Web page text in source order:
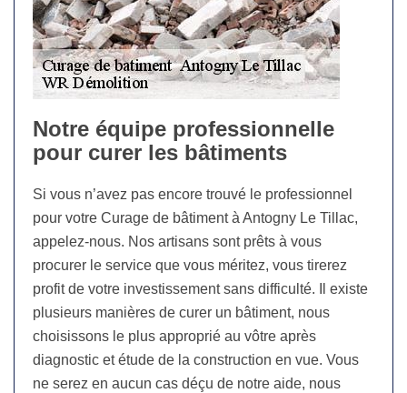
Notre équipe professionnelle
pour curer les bâtiments
Si vous n’avez pas encore trouvé le professionnel
pour votre Curage de bâtiment à Antogny Le Tillac,
appelez-nous. Nos artisans sont prêts à vous
procurer le service que vous méritez, vous tirerez
profit de votre investissement sans difficulté. Il existe
plusieurs manières de curer un bâtiment, nous
choisissons le plus approprié au vôtre après
diagnostic et étude de la construction en vue. Vous
ne serez en aucun cas déçu de notre aide, nous